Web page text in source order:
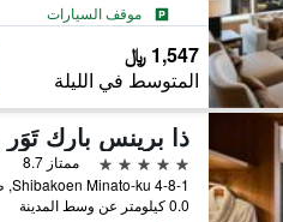
موقف السيارات
1,547 ﷼
المتوسط في الليلة
5 نجوم
ممتاز 8.7
4-8-1 Shibakoen Minato-ku, طوكيو, اليابان
0.0 كيلومتر عن وسط المدينة